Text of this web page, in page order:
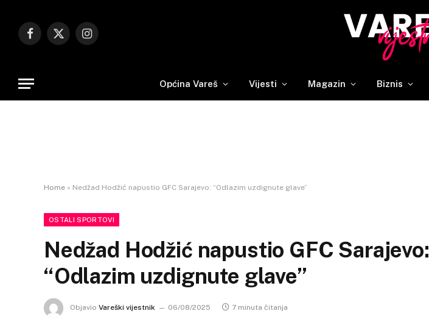
Facebook
X
Instagram
Općina Vareš Vijesti Magazin Biznis
Home » Nedžad Hodžić napustio GFC Sarajevo: “Odlazim uzdignute glave”
OSTALI SPORTOVI
Nedžad Hodžić napustio GFC Sarajevo:
“Odlazim uzdignute glave”
Objavio Vareški vijestnik 06/08/2025 7 minuta čitanja